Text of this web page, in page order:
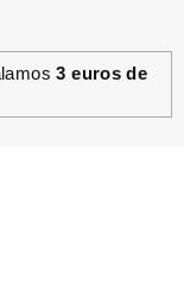
3 euros de